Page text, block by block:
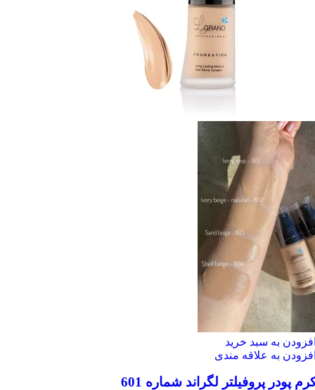
به سبد خرید
به علاقه مندی
پودر پروفیلتر لگراند شماره 601